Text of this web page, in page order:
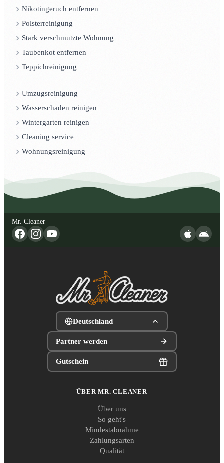
Nikotingeruch entfernen
Polsterreinigung
Stark verschmutzte Wohnung
Taubenkot entfernen
Teppichreinigung
Umzugsreinigung
Wasserschaden reinigen
Wintergarten reinigen
Cleaning service
Wohnungsreinigung
Mr. Cleaner
Deutschland
Partner werden
Gutschein
ÜBER MR. CLEANER
Über uns
So geht's
Mindestabnahme
Zahlungsarten
Qualität